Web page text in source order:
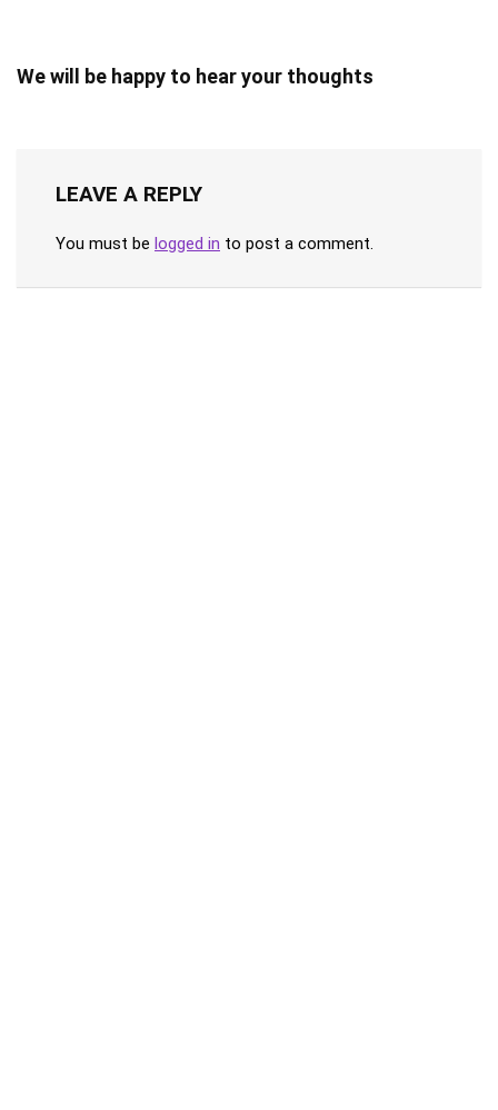
We will be happy to hear your thoughts
LEAVE A REPLY
You must be logged in to post a comment.